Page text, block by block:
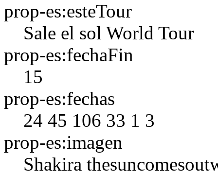
prop-es:esteTour
Sale el sol World Tour
prop-es:fechaFin
15
prop-es:fechas
24 45 106 33 1 3
prop-es:imagen
Shakira